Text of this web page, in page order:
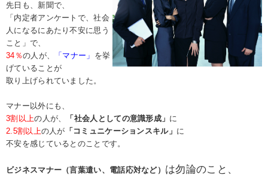
先日も、新聞で、
「内定者アンケートで、社会
人になるにあたり不安に思う
こと」で、
34％の人が、 「マナー」 を挙
げていることが
取り上げられていました。
マナー以外にも、
3割以上の人が、 「社会人としての意識形成」 に
2.5割以上の人が 「コミュニケーションスキル」 に
不安を感じているとのことです。
ビジネスマナー（言葉遣い、電話応対など） は勿論のこと、